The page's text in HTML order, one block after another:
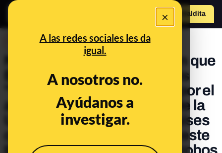
×
A las redes sociales les da
igual.
A nosotros no.
Ayúdanos a
investigar.
Hazte Maldito
No, estos mapas no indican que
España sea el segundo país
"con mayor preocupación por el
allanamiento de morada" de la
Unión Europea y "de los países
con niveles más bajos" de este